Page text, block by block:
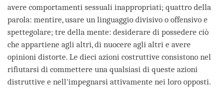
avere comportamenti sessuali inappropriati; quattro della
parola: mentire, usare un linguaggio divisivo o offensivo e
spettegolare; tre della mente: desiderare di possedere ciò
che appartiene agli altri, di nuocere agli altri e avere
opinioni distorte. Le dieci azioni costruttive consistono nel
rifiutarsi di commettere una qualsiasi di queste azioni
distruttive e nell'impegnarsi attivamente nei loro opposti.